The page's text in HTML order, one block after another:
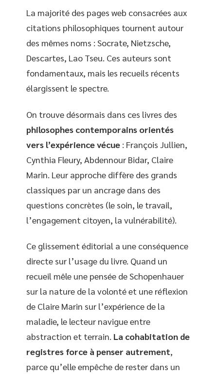
La majorité des pages web consacrées aux
citations philosophiques tournent autour
des mêmes noms : Socrate, Nietzsche,
Descartes, Lao Tseu. Ces auteurs sont
fondamentaux, mais les recueils récents
élargissent le spectre.
On trouve désormais dans ces livres des
philosophes contemporains orientés
vers l’expérience vécue : François Jullien,
Cynthia Fleury, Abdennour Bidar, Claire
Marin. Leur approche diffère des grands
classiques par un ancrage dans des
questions concrètes (le soin, le travail,
l’engagement citoyen, la vulnérabilité).
Ce glissement éditorial a une conséquence
directe sur l’usage du livre. Quand un
recueil mêle une pensée de Schopenhauer
sur la nature de la volonté et une réflexion
de Claire Marin sur l’expérience de la
maladie, le lecteur navigue entre
abstraction et terrain. La cohabitation de
registres force à penser autrement,
parce qu’elle empêche de rester dans un